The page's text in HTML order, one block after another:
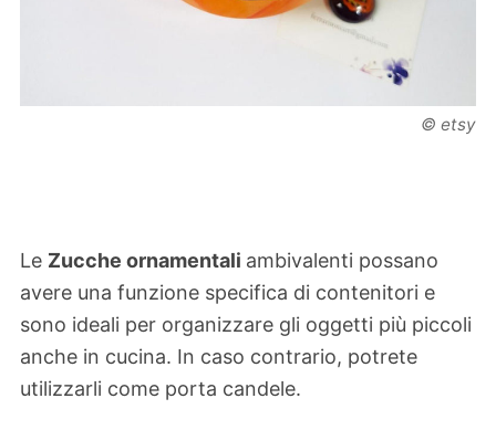
© etsy
Le Zucche ornamentali ambivalenti possano
avere una funzione specifica di contenitori e
sono ideali per organizzare gli oggetti più piccoli
anche in cucina. In caso contrario, potrete
utilizzarli come porta candele.